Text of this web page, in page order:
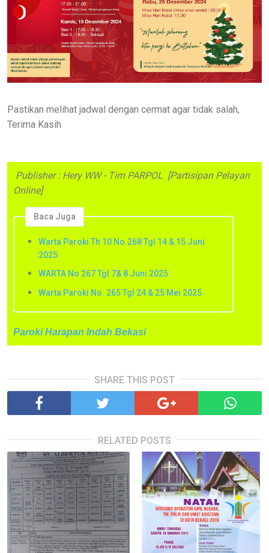
Pastikan melihat jadwal dengan cermat agar tidak salah,
Terima Kasih
Publisher : Hery WW - Tim PARPOL [Partisipan Pelayan
Online]
Baca Juga
Warta Paroki Th 10 No.268 Tgl 14 & 15 Juni
2025
WARTA No 267 Tgl 7& 8 Juni 2025
Warta Paroki No. 265 Tgl 24 & 25 Mei 2025
Paroki Harapan Indah Bekasi
SHARE THIS POST
RELATED POSTS